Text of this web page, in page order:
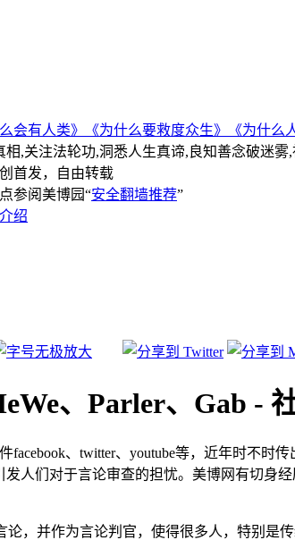
会有人类》 《为什么要救度众生》
《为什么
,关注法轮功,洞悉人生真谛,良知善念破迷雾
首发，自由转载
参阅美博园“安全翻墙推荐”
绍
、Parler、Gab -
facebook、twitter、youtube等，近年时不
人们对于言论审查的担忧。美博网有切身
论，并作为言论判官，使得很多人，特别是